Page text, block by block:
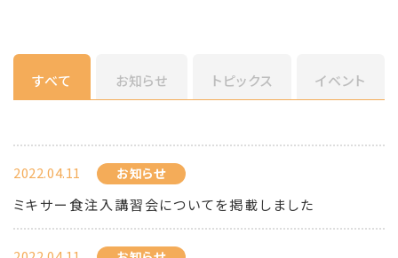
すべて お知らせ トピックス イベント
2022.04.11 お知らせ
ミキサー食注入講習会についてを掲載しました